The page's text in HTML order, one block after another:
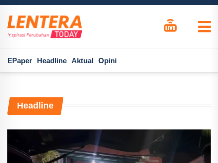
EPaper Headline Aktual Opini
Headline